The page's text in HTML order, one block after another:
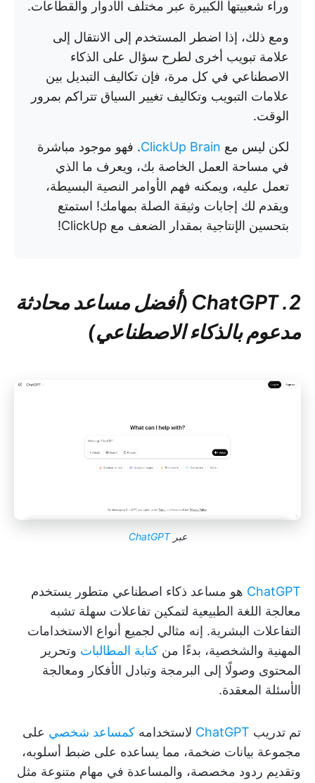
وراء شعبيتها الكبيرة عبر مختلف الأدوار والقطاعات.
ومع ذلك، إذا اضطر المستخدم إلى الانتقال إلى
علامة تبويب أخرى لطرح سؤال على الذكاء
الاصطناعي في كل مرة، فإن تكاليف التبديل بين
علامات التبويب وتكاليف تغيير السياق تتراكم بمرور
الوقت.
لكن ليس مع ClickUp Brain. فهو موجود مباشرة
في مساحة العمل الخاصة بك، ويعرف ما الذي
تعمل عليه، ويمكنه فهم الأوامر النصية البسيطة،
ويقدم لك إجابات وثيقة الصلة بمهامك! استمتع
بتحسين الإنتاجية بمقدار الضعف مع ClickUp!
2. ChatGPT (أفضل مساعد محادثة
مدعوم بالذكاء الاصطناعي)
عبرChatGPT
ChatGPT هو مساعد ذكاء اصطناعي متطور يستخدم
معالجة اللغة الطبيعية لتمكين تفاعلات سهلة تشبه
التفاعلات البشرية. إنه مثالي لجميع أنواع الاستخدامات
المهنية والشخصية، بدءًا من كتابة المطالبات وتحرير
المحتوى وصولًا إلى البرمجة وتبادل الأفكار ومعالجة
الأسئلة المعقدة.
تم تدريب ChatGPT لاستخدامه كمساعد شخصي على
مجموعة بيانات ضخمة، مما يساعده على ضبط أسلوبه،
وتقديم ردود مخصصة، والمساعدة في مهام متنوعة مثل